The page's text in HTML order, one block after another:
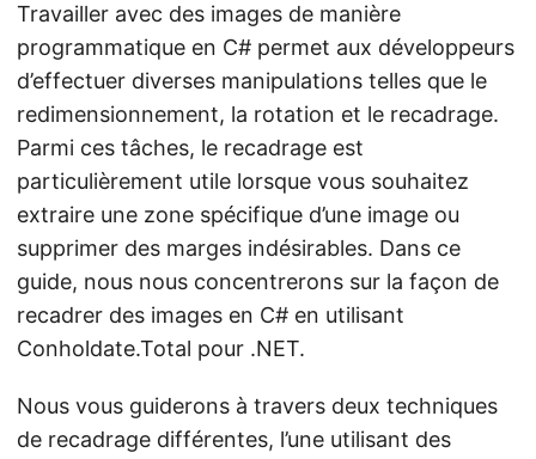
n
Travailler avec des images de manière
programmatique en C# permet aux développeurs
d’effectuer diverses manipulations telles que le
redimensionnement, la rotation et le recadrage.
Parmi ces tâches, le recadrage est
particulièrement utile lorsque vous souhaitez
extraire une zone spécifique d’une image ou
supprimer des marges indésirables. Dans ce
guide, nous nous concentrerons sur la façon de
recadrer des images en C# en utilisant
Conholdate.Total pour .NET.
Nous vous guiderons à travers deux techniques
de recadrage différentes, l’une utilisant des